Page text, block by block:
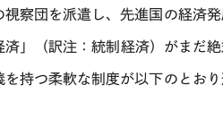
察団を派遣し、先進国の経済
」（訳注：統制経済）がまだ
持つ柔軟な制度が以下のとおり